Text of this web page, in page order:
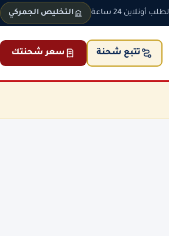
التخليص الجمركي
تتبع شحنة سعر شحنتك